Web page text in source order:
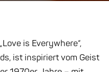
is Everywhere“,
ist inspiriert vom Geist